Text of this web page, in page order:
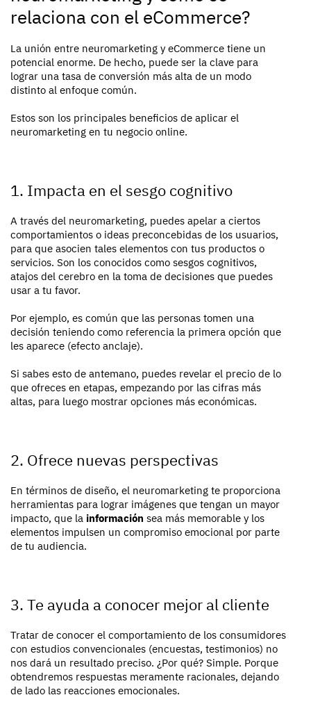
relaciona con el eCommerce?
La unión entre neuromarketing y eCommerce tiene un
potencial enorme. De hecho, puede ser la clave para
lograr una tasa de conversión más alta de un modo
distinto al enfoque común.
Estos son los principales beneficios de aplicar el
neuromarketing en tu negocio online.
1. Impacta en el sesgo cognitivo
A través del neuromarketing, puedes apelar a ciertos
comportamientos o ideas preconcebidas de los usuarios,
para que asocien tales elementos con tus productos o
servicios. Son los conocidos como sesgos cognitivos,
atajos del cerebro en la toma de decisiones que puedes
usar a tu favor.
Por ejemplo, es común que las personas tomen una
decisión teniendo como referencia la primera opción que
les aparece (efecto anclaje).
Si sabes esto de antemano, puedes revelar el precio de lo
que ofreces en etapas, empezando por las cifras más
altas, para luego mostrar opciones más económicas.
2. Ofrece nuevas perspectivas
En términos de diseño, el neuromarketing te proporciona
herramientas para lograr imágenes que tengan un mayor
impacto, que la información sea más memorable y los
elementos impulsen un compromiso emocional por parte
de tu audiencia.
3. Te ayuda a conocer mejor al cliente
Tratar de conocer el comportamiento de los consumidores
con estudios convencionales (encuestas, testimonios) no
nos dará un resultado preciso. ¿Por qué? Simple. Porque
obtendremos respuestas meramente racionales, dejando
de lado las reacciones emocionales.